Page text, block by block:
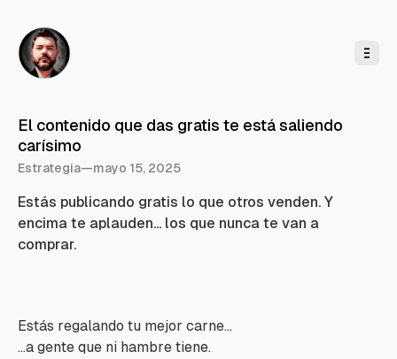
El contenido que das gratis te está saliendo
carísimo
Estrategia—mayo 15, 2025
Estás publicando gratis lo que otros venden. Y
encima te aplauden... los que nunca te van a
comprar.
Estás regalando tu mejor carne…
…a gente que ni hambre tiene.